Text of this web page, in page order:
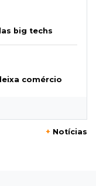
big techs
comércio
Amaro
+ Notícias